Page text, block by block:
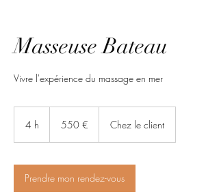
Masseuse Bateau
Vivre l'expérience du massage en mer
4 h 550 € Chez le client
Prendre mon rendez-vous